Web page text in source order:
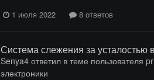
1 июля 2022
8 ответов
Система слежения за усталостью
Senya4ответил в теме пользователя
электроники